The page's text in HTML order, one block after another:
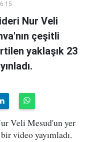
Nur Veli
çeşitli
yaklaşık 23
Veli Mesud'un yer
video yayımladı.